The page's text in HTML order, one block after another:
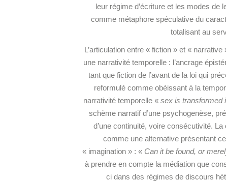
leur régimed’écriture et les modes de
comme métaphore spéculative du
totalisant au
L’articulation entre « fiction » et «
une narrativité temporelle : l’ancrage
tant que fiction de l’avant de la loi qui
reformulé comme obéissant à la
narrativité temporelle « sex is transformed
schème narratif d’une psychogenèse,
d’une continuité, voire consécutivité.
comme une alternative présentant
« imagination » : « Can it be found, or
à prendre en compte la médiation que
ci dans des régimes de discours